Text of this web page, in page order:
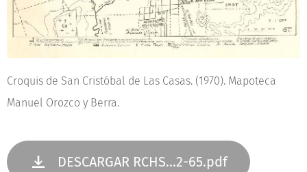
Croquis de San Cristóbal de Las Casas. (1970). Mapoteca
Manuel Orozco y Berra.
DESCARGAR RCHS...2-65.pdf